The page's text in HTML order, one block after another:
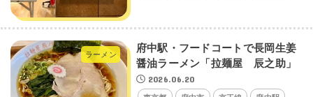
ラーメン
府中駅・フードコートで長岡生姜
醤油ラーメン「拉麺屋 辰之助」
2026.06.20